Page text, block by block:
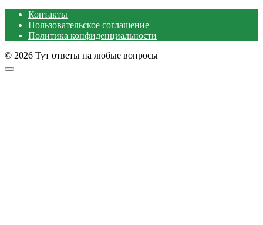
Контакты
Пользовательское соглашение
Политика конфиденциальности
© 2026 Тут ответы на любые вопросы